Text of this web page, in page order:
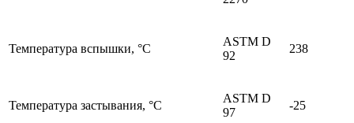
Температура вспышки, °С
ASTM D
92
238
Температура застывания, °С
ASTM D
97
-25